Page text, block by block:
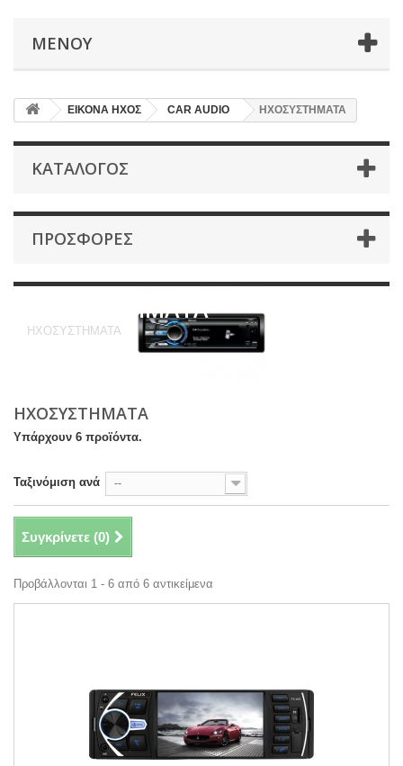
ΜΕΝΟΎ
ΕΙΚΟΝΑ ΗΧΟΣ CAR AUDIO ΗΧΟΣΥΣΤΗΜΑΤΑ
ΚΑΤΆΛΟΓΟΣ
ΠΡΟΣΦΟΡΈΣ
ΗΧΟΣΥΣΤΗΜΑΤΑ
ΗΧΟΣΥΣΤΗΜΑΤΑ
ΗΧΟΣΥΣΤΗΜΑΤΑ
Υπάρχουν 6 προϊόντα.
Ταξινόμιση ανά --
Συγκρίνετε (0)
Προβάλλονται 1 - 6 από 6 αντικείμενα